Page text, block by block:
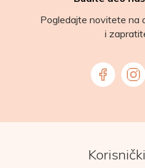
Pogledajte novitete na
i